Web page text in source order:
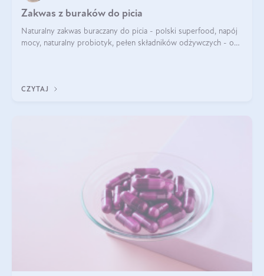
Zakwas z buraków do picia
Naturalny zakwas buraczany do picia - polski superfood, napój
mocy, naturalny probiotyk, pełen składników odżywczych - o
CZYTAJ